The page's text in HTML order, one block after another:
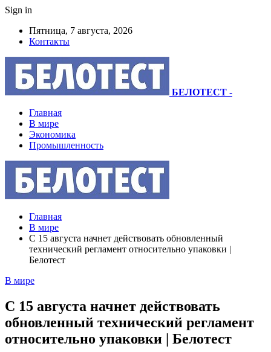
Sign in
Пятница, 7 августа, 2026
Контакты
БЕЛОТЕСТ -
Главная
В мире
Экономика
Промышленность
Главная
В мире
С 15 августа начнет действовать обновленный
технический регламент относительно упаковки |
Белотест
В мире
С 15 августа начнет действовать
обновленный технический регламент
относительно упаковки | Белотест